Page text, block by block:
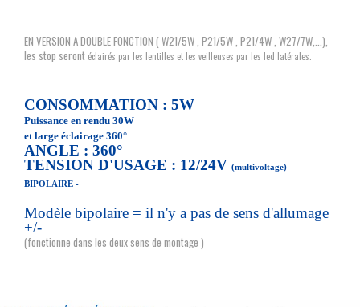
EN VERSION A DOUBLE FONCTION ( W21/5W , P21/5W , P21/4W , W27/7W,...),
les stop seront éclairés par les lentilles et les veilleuses par les led latérales.
CONSOMMATION : 5W
Puissance en rendu 30W
et large éclairage 360°
ANGLE : 360°
TENSION D'USAGE : 12/24V (multivoltage)
BIPOLAIRE -
Modèle bipolaire = il n'y a pas de sens d'allumage
+/-
(fonctionne dans les deux sens de montage )